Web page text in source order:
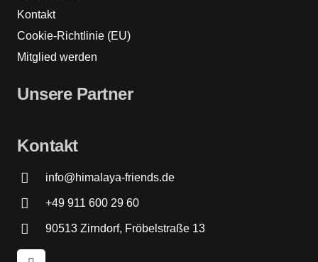
Kontakt
Cookie-Richtlinie (EU)
Mitglied werden
Unsere Partner
Kontakt
info@himalaya-friends.de
+49 911 600 29 60
90513 Zirndorf, Fröbelstraße 13